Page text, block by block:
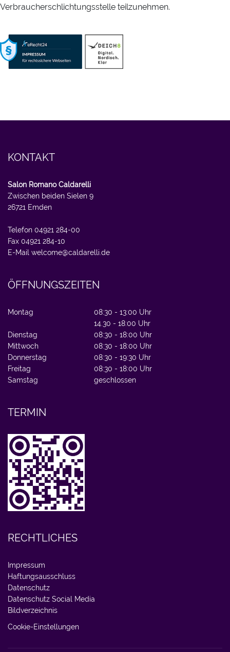
Verbraucherschlichtungsstelle teilzunehmen.
KONTAKT
Salon Romano Caldarelli
Zwischen beiden Sielen 9
26721 Emden
Telefon 04921 284-00
Fax 04921 284-10
E-Mail welcome@caldarelli.de
ÖFFNUNGSZEITEN
Montag
08:30 - 13:00 Uhr
14.30 - 18:00 Uhr
Dienstag
08:30 - 18:00 Uhr
Mittwoch
08:30 - 18:00 Uhr
Donnerstag
08:30 - 19:30 Uhr
Freitag
08:30 - 18:00 Uhr
Samstag
geschlossen
TERMIN
RECHTLICHES
Impressum
Haftungsausschluss
Datenschutz
Datenschutz Social Media
Bildverzeichnis
Cookie-Einstellungen